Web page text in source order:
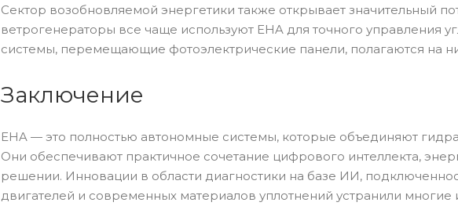
Сектор возобновляемой энергетики также открывает значительный
ветрогенераторы все чаще используют EHA для точного управления
системы, перемещающие фотоэлектрические панели, полагаются на
Заключение
EHA — это полностью автономные системы, которые объединяют
Они обеспечивают практичное сочетание цифрового интеллекта,
решении. Инновации в области диагностики на базе ИИ,
двигателей и современных материалов уплотнений устранили